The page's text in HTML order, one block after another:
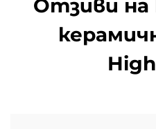
Отзиви на